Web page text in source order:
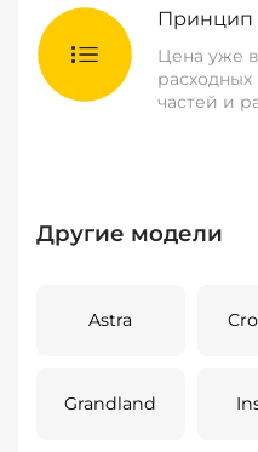
Принцип
Цена уже
расходных
частей и
Другие модели
Astra
Grandland